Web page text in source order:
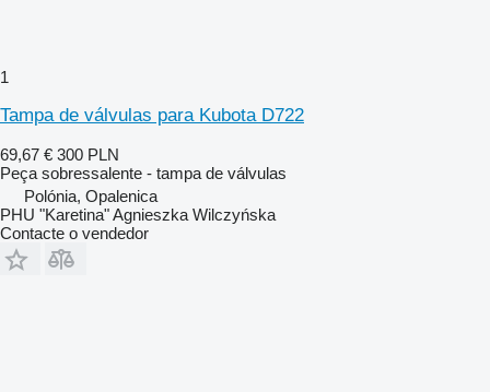
1
Tampa de válvulas para Kubota D722
69,67 € 300 PLN
Peça sobressalente - tampa de válvulas
Polónia, Opalenica
PHU "Karetina" Agnieszka Wilczyńska
Contacte o vendedor